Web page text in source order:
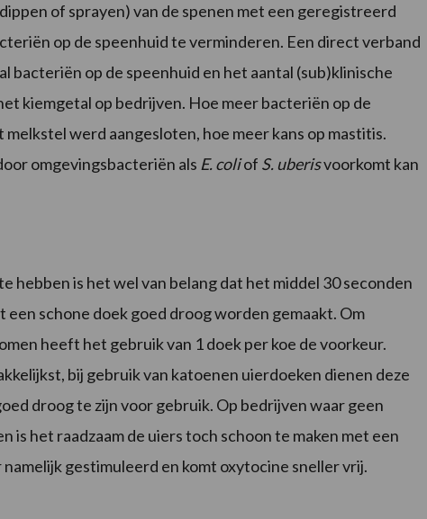
of sprayen) van de spenen met een geregistreerd
op de speenhuid te verminderen. Een direct verband
bacteriën op de speenhuid en het aantal (sub)klinische
kiemgetal op bedrijven. Hoe meer bacteriën op de
werd aangesloten, hoe meer kans op mastitis.
omgevingsbacteriën als E. coliof S. uberisvoorkomt kan
hebben is het wel van belang dat het middel 30 seconden
een schone doek goed droog worden gemaakt. Om
heeft het gebruik van 1 doek per koe de voorkeur.
bij gebruik van katoenen uierdoeken dienen deze
droog te zijn voor gebruik. Op bedrijven waar geen
is het raadzaam de uiers toch schoon te maken met een
gestimuleerd en komt oxytocine sneller vrij.